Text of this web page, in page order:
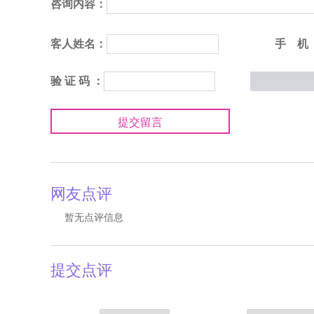
咨询内容：
客人姓名： 手 机
验 证 码 ：
提交留言
网友点评
暂无点评信息
提交点评